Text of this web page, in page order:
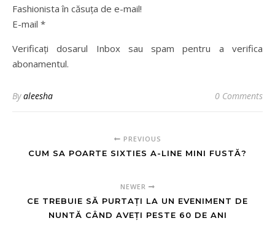
Fashionista în căsuța de e-mail!
E-mail *
Verificați dosarul Inbox sau spam pentru a verifica
abonamentul.
Byaleesha 0 Comments
PREVIOUS
CUM SA POARTE SIXTIES A-LINE MINI FUSTĂ?
NEWER
CE TREBUIE SĂ PURTAȚI LA UN EVENIMENT DE
NUNTĂ CÂND AVEȚI PESTE 60 DE ANI